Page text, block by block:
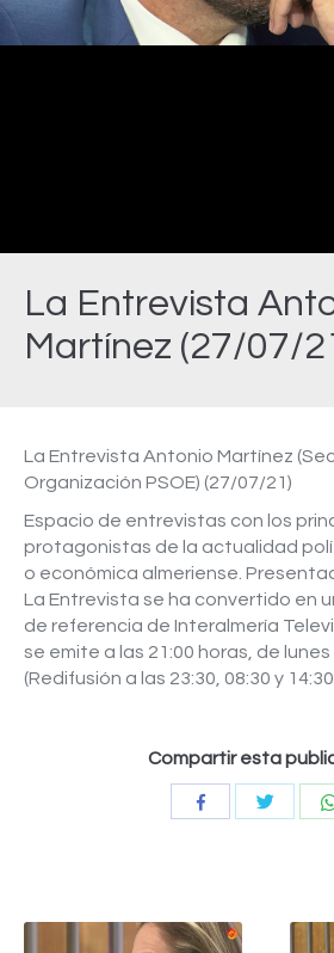
La Entrevista
Martínez (27/07/
La Entrevista Antonio Martínez
Organización PSOE) (27/07/21)
Espacio de entrevistas con los
protagonistas de la actualidad
o económica almeriense.
La Entrevista se ha convertido en
de referencia de Interalmería
se emite a las 21:00 horas, de lunes
(Redifusión a las 23:30, 08:30 y 14:30
Compartir esta
Compartir